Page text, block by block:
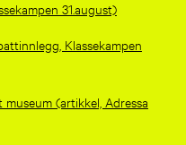
31.august)
Klassekampen
(artikkel, Adressa